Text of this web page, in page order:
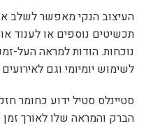
העיצוב הנקי מאפשר לשלב
תכשיטים נוספים או לענוד
נוכחות. הודות למראה העל-
לשימוש יומיומי וגם
סטיינלס סטיל ידוע כחומר
הברק והמראה שלו לאורך זמן